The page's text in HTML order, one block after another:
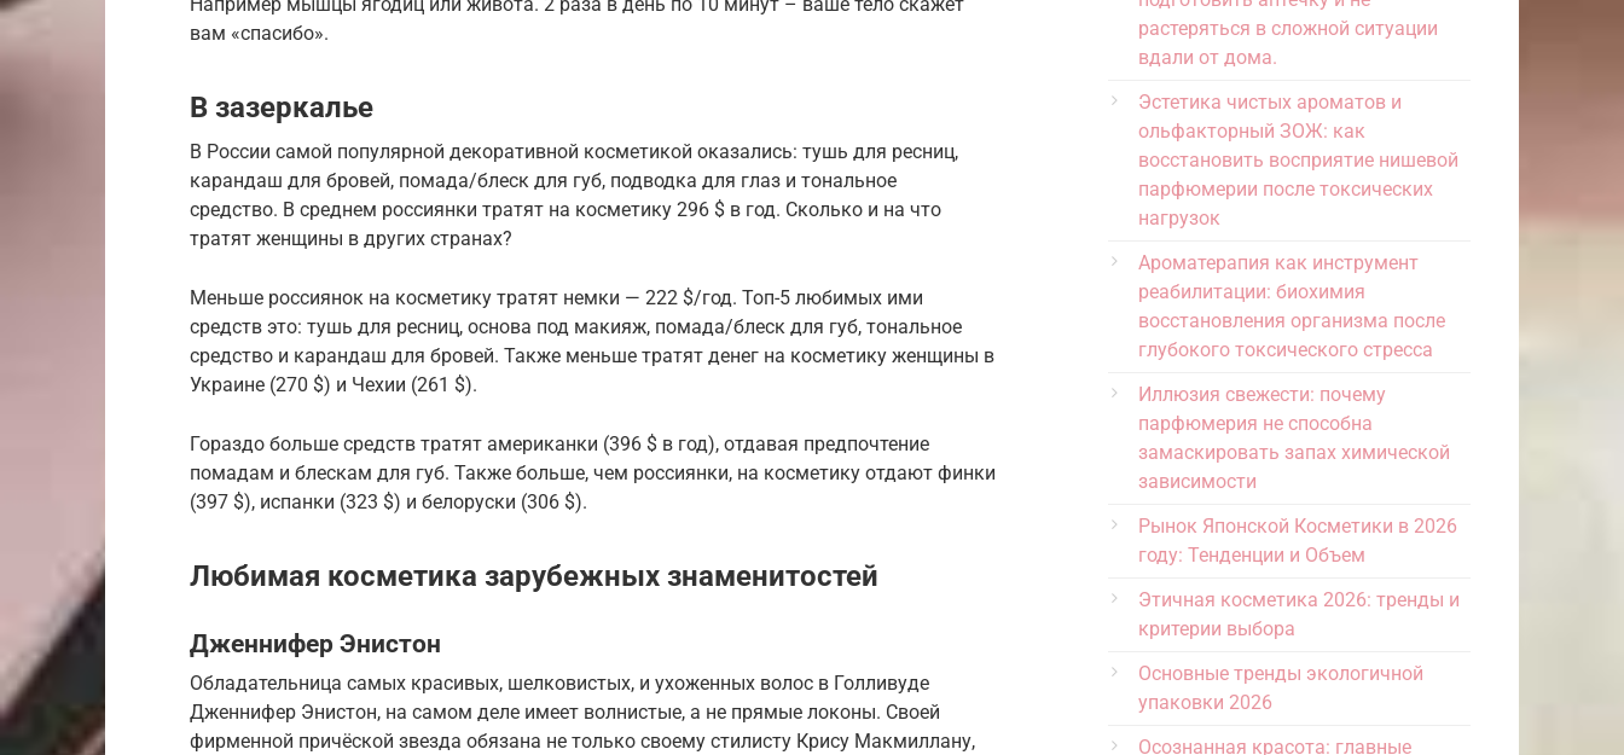
Например мышцы ягодиц или живота. 2 раза в день по 10 минут – ваше тело скажет
вам «спасибо».
В зазеркалье
В России самой популярной декоративной косметикой оказались: тушь для ресниц,
карандаш для бровей, помада/блеск для губ, подводка для глаз и тональное
средство. В среднем россиянки тратят на косметику 296 $ в год. Сколько и на что
тратят женщины в других странах?
Меньше россиянок на косметику тратят немки — 222 $/год. Топ-5 любимых ими
средств это: тушь для ресниц, основа под макияж, помада/блеск для губ, тональное
средство и карандаш для бровей. Также меньше тратят денег на косметику женщины в
Украине (270 $) и Чехии (261 $).
Гораздо больше средств тратят американки (396 $ в год), отдавая предпочтение
помадам и блескам для губ. Также больше, чем россиянки, на косметику отдают финки
(397 $), испанки (323 $) и белоруски (306 $).
Любимая косметика зарубежных знаменитостей
Дженнифер Энистон
Обладательница самых красивых, шелковистых, и ухоженных волос в Голливуде
Дженнифер Энистон, на самом деле имеет волнистые, а не прямые локоны. Своей
фирменной причёской звезда обязана не только своему стилисту Крису Макмиллану,
растеряться в сложной ситуации
вдали от дома.
Эстетика чистых ароматов и
ольфакторный ЗОЖ: как
восстановить восприятие нишевой
парфюмерии после токсических
нагрузок
Ароматерапия как инструмент
реабилитации: биохимия
восстановления организма после
глубокого токсического стресса
Иллюзия свежести: почему
парфюмерия не способна
замаскировать запах химической
зависимости
Рынок Японской Косметики в 2026
году: Тенденции и Объем
Этичная косметика 2026: тренды и
критерии выбора
Основные тренды экологичной
упаковки 2026
Осознанная красота: главные